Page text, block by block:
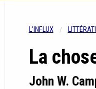
L'INFLUX
La
John W.